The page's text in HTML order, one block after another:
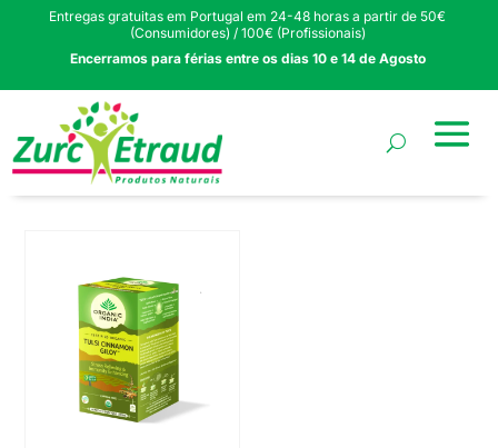
Entregas gratuitas em Portugal em 24-48 horas a partir de 50€
(Consumidores) / 100€ (Profissionais)
Encerramos para férias entre os dias 10 e 14 de Agosto